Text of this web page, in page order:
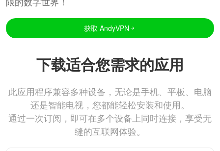
获取 AndyVPN
下载适合您需求的应用
此应用程序兼容多种设备，无论是手机、平板、电脑
还是智能电视，您都能轻松安装和使用。
通过一次订阅，即可在多个设备上同时连接，享受无
缝的互联网体验。